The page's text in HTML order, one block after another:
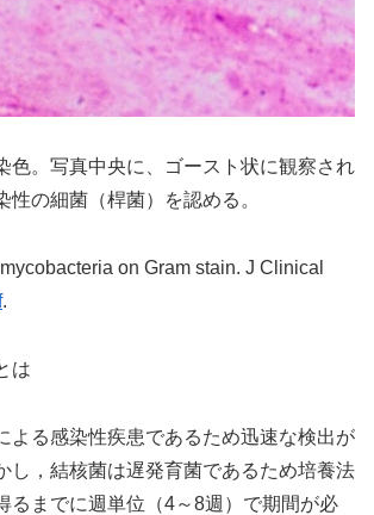
色。写真中央に、ゴースト状に観察され
性の細菌（桿菌）を認める。
on Gram stain. J Clinical
.
は
よる感染性疾患であるため迅速な検出が
し，結核菌は遅発育菌であるため培養法
るまでに週単位（4～8週）で期間が必